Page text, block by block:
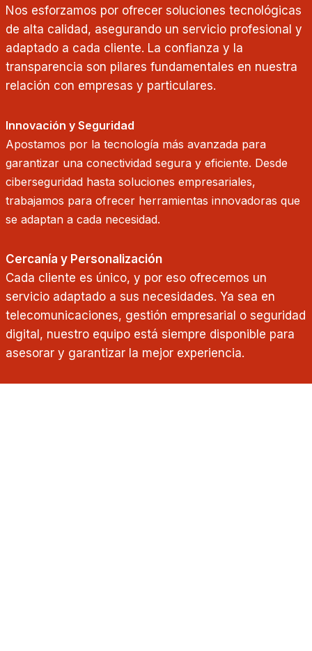
Nos esforzamos por ofrecer soluciones tecnológicas
de alta calidad, asegurando un servicio profesional y
adaptado a cada cliente. La confianza y la
transparencia son pilares fundamentales en nuestra
relación con empresas y particulares.
Innovación y Seguridad
Apostamos por la tecnología más avanzada para
garantizar una conectividad segura y eficiente. Desde
ciberseguridad hasta soluciones empresariales,
trabajamos para ofrecer herramientas innovadoras que
se adaptan a cada necesidad.
Cercanía y Personalización
Cada cliente es único, y por eso ofrecemos un
servicio adaptado a sus necesidades. Ya sea en
telecomunicaciones, gestión empresarial o seguridad
digital, nuestro equipo está siempre disponible para
asesorar y garantizar la mejor experiencia.